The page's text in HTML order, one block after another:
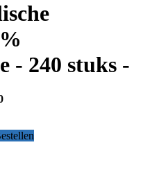
- 240 stuks -